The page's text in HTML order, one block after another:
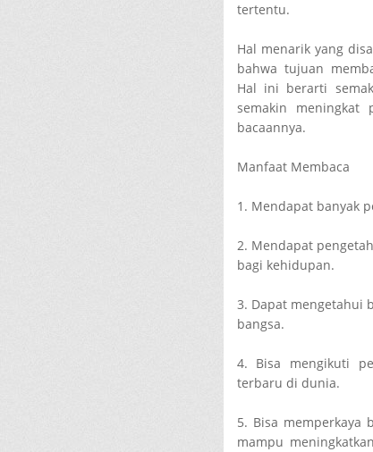
tertentu.
Hal menarik yang
bahwa tujuan
Hal ini berarti
semakin meningkat
bacaannya.
Manfaat Membaca
1. Mendapat banyak
2. Mendapat
bagi kehidupan.
3. Dapat mengetahui
bangsa.
4. Bisa mengikuti
terbaru di dunia.
5. Bisa memperkaya
mampu